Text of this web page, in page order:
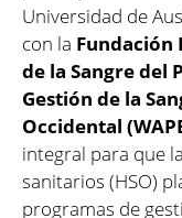
Universidad de
con la Fundación
de la Sangre del
Gestión de la
Occidental
integral para que
sanitarios (HSO)
programas de